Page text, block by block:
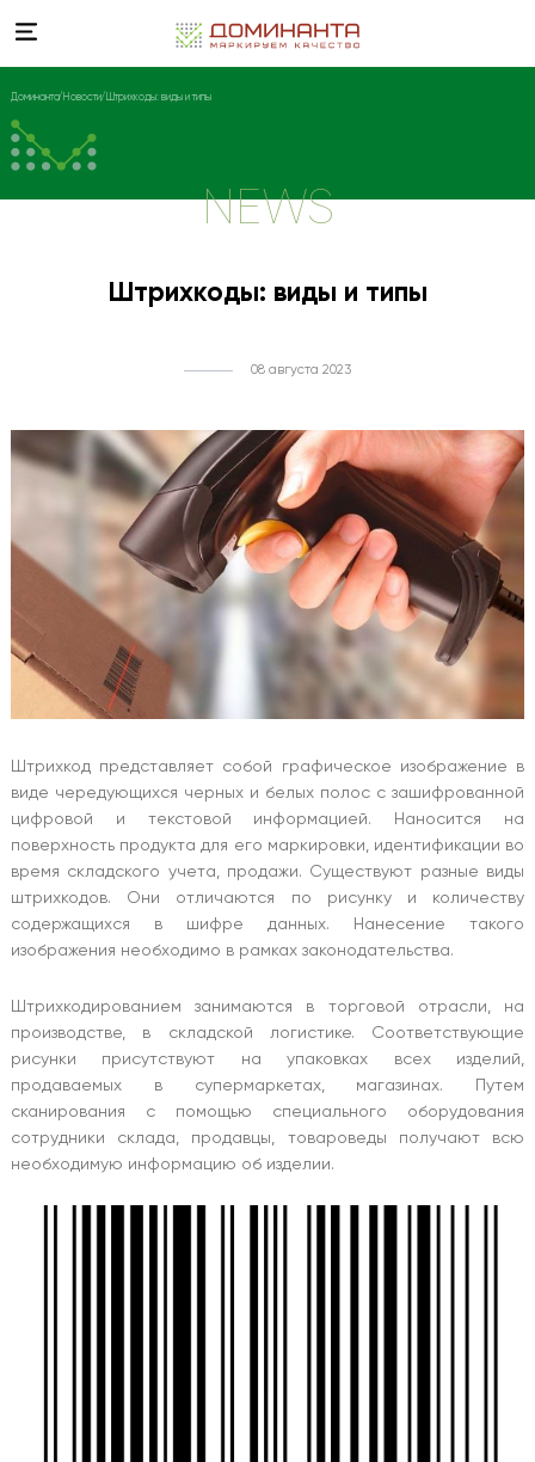
Доминанта Новости Штрихкоды: виды и типы
NEWS
Штрихкоды: виды и типы
08 августа 2023
Штрихкод представляет собой графическое изображение в
виде чередующихся черных и белых полос с зашифрованной
цифровой и текстовой информацией. Наносится на
поверхность продукта для его маркировки, идентификации во
время складского учета, продажи. Существуют разные виды
штрихкодов. Они отличаются по рисунку и количеству
содержащихся в шифре данных. Нанесение такого
изображения необходимо в рамках законодательства.
Штрихкодированием занимаются в торговой отрасли, на
производстве, в складской логистике. Соответствующие
рисунки присутствуют на упаковках всех изделий,
продаваемых в супермаркетах, магазинах. Путем
сканирования с помощью специального оборудования
сотрудники склада, продавцы, товароведы получают всю
необходимую информацию об изделии.